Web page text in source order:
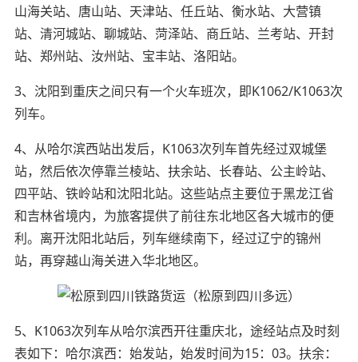
山海关站、唐山站、天津站、任丘站、衡水站、大营镇
站、清河城站、聊城站、菏泽站、商丘站、兰考站、开封
站、郑州站、汝州站、宝丰站、洛阳站。
3、沈阳到重庆之间只有一个火车班次，即K1062/K1063次
列车。
4、从哈尔滨西站出发后，K1063次列车首先经过双城堡
站，然后依次停靠兰棱站、扶余站、长春站、公主岭站、
四平站、铁岭站和沈阳北站。这些站点主要位于黑龙江省
和吉林省境内，为旅客提供了前往东北地区各大城市的便
利。离开沈阳北站后，列车继续南下，经过辽宁的锦州
站，再穿越山海关进入华北地区。
5、K1063次列车从哈尔滨西开往重庆北，途经站点及时刻
表如下：哈尔滨西：始发站，始发时间为15：03。扶余：